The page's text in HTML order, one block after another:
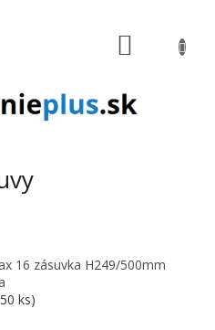
16 zásuvka H249/500mm
ks)